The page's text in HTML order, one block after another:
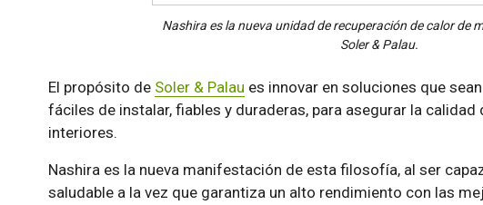
Nashira es la nueva unidad de recuperación de calor de
Soler & Palau.
El propósito de Soler & Palau es innovar en soluciones que
fáciles de instalar, fiables y duraderas, para asegurar la calidad
interiores.
Nashira es la nueva manifestación de esta filosofía, al ser
saludable a la vez que garantiza un alto rendimiento con las